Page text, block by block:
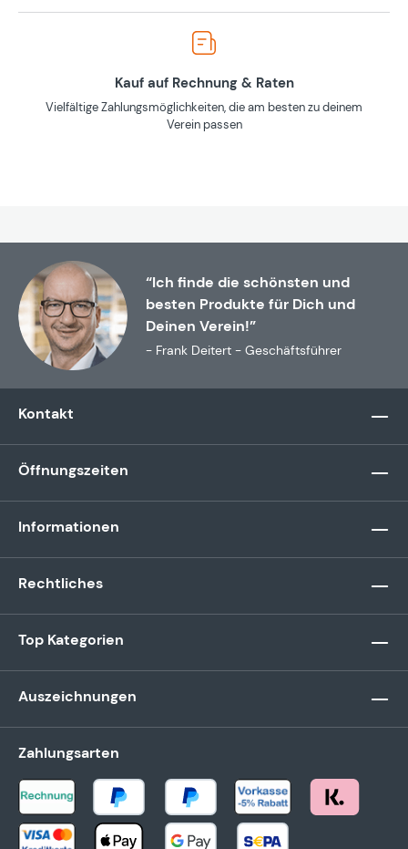
Kauf auf Rechnung & Raten
Vielfältige Zahlungsmöglichkeiten, die am besten zu deinem
Verein passen
“Ich finde die schönsten und
besten Produkte für Dich und
Deinen Verein!”
- Frank Deitert - Geschäftsführer
Kontakt
Öffnungszeiten
Informationen
Rechtliches
Top Kategorien
Auszeichnungen
Zahlungsarten